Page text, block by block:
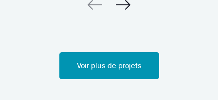
Voir plus de projets